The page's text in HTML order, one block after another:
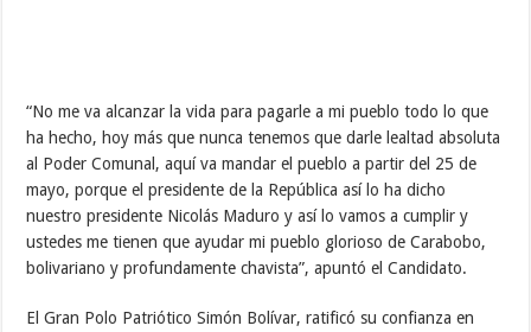
“No me va alcanzar la vida para pagarle a mi pueblo todo lo que
ha hecho, hoy más que nunca tenemos que darle lealtad absoluta
al Poder Comunal, aquí va mandar el pueblo a partir del 25 de
mayo, porque el presidente de la República así lo ha dicho
nuestro presidente Nicolás Maduro y así lo vamos a cumplir y
ustedes me tienen que ayudar mi pueblo glorioso de Carabobo,
bolivariano y profundamente chavista”, apuntó el Candidato.
El Gran Polo Patriótico Simón Bolívar, ratificó su confianza en